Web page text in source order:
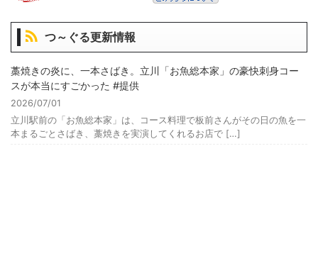
つ～ぐる更新情報
藁焼きの炎に、一本さばき。立川「お魚総本家」の豪快刺身コー
スが本当にすごかった #提供
2026/07/01
立川駅前の「お魚総本家」は、コース料理で板前さんがその日の魚を一
本まるごとさばき、藁焼きを実演してくれるお店で […]